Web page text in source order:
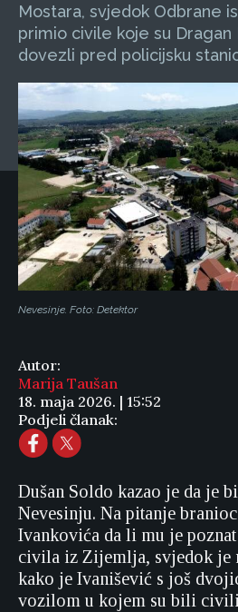
Mostara, svjedok Odbrane
primio civile koje su Dragan
dovezli pred policijsku
Nevesinje. Foto: Detektor
Autor:
Marija Taušan
18. maja 2026. | 15:52
Podjeli članak:
Dušan Soldo kazao je da je
Nevesinju. Na pitanje
Ivankovića da li mu je
civila iz Zijemlja, svjedok je
kako je Ivanišević s još
vozilom u kojem su bili